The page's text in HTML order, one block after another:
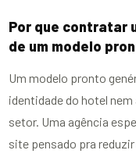
Por que contratar
de um modelo
Um modelo pronto
identidade do hotel
setor. Uma agência
site pensado pra